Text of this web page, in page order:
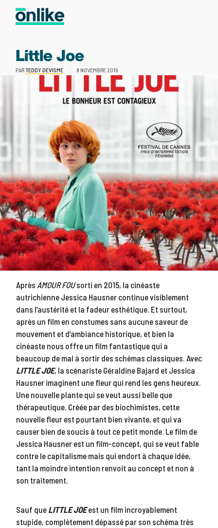
Little Joe
PARTEDDY DEVISME 8 NOVEMBRE 2019
Après AMOUR FOUsorti en 2015, la cinéaste
autrichienne Jessica Hausner continue visiblement
dans l’austérité et la fadeur esthétique. Et surtout,
après un film en constumes sans aucune saveur de
mouvement et d’ambiance historique, et bien la
cinéaste nous offre un film fantastique qui a
beaucoup de mal à sortir des schémas classiques. Avec
LITTLE JOE, la scénariste Géraldine Bajard et Jessica
Hausner imaginent une fleur qui rend les gens heureux.
Une nouvelle plante qui se veut aussi belle que
thérapeutique. Créée par des biochimistes, cette
nouvelle fleur est pourtant bien vivante, et qui va
causer bien de soucis à tout ce petit monde. Le film de
Jessica Hausner est un film-concept, qui se veut fable
contre le capitalisme mais qui endort à chaque idée,
tant la moindre intention renvoit au concept et non à
son traitement.
Sauf que LITTLE JOEest un film incroyablement
stupide, complètement dépassé par son schéma très